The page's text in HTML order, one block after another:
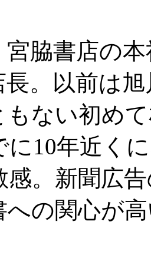
宮脇書店の
長。以前は
もない初め
に10年近く
感。新聞広
への関心が